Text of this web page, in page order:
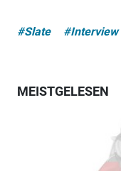
#Slate #Interview
MEISTGELESEN